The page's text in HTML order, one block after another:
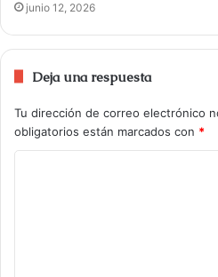
junio 12, 2026
Deja una respuesta
Tu dirección de correo electrónico
obligatorios están marcados con *